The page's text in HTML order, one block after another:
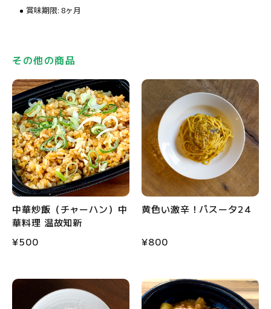
賞味期限: 8ヶ月
その他の商品
中華炒飯（チャーハン）中
華料理 温故知新
¥500
黄色い激辛！パスータ24
¥800